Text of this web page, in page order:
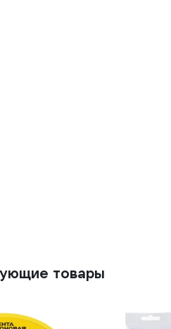
товары